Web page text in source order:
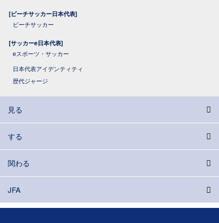
[ビーチサッカー日本代表]
ビーチサッカー
[サッカーe日本代表]
eスポーツ・サッカー
日本代表アイデンティティ
歴代ジャージ
見る
する
関わる
JFA